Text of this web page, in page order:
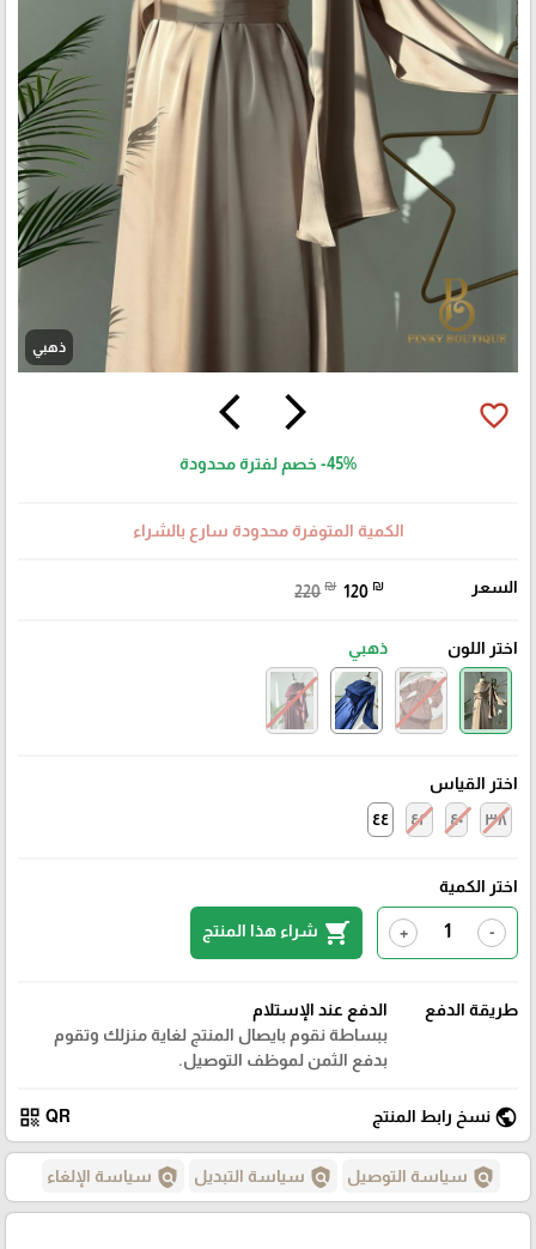
ذهبي
arrow_forward_ios
arrow_back_ios favorite_border
-45% خصم لفترة محدودة
الكمية المتوفرة محدودة سارع بالشراء
السعر 220 ₪ 120 ₪
اختر اللون ذهبي
اختر القياس
٣٨
٤٠ ٤٢ ٤٤
اختر الكمية
-
+
shopping_cart شراء هذا المنتج
طريقة الدفع
الدفع عند الإستلام
ببساطة نقوم بايصال المنتج لغاية منزلك وتقوم
بدفع الثمن لموظف التوصيل.
public نسخ رابط المنتج QR
qr_code
policy سياسة التوصيل policy سياسة التبديل policy سياسة الإلغاء